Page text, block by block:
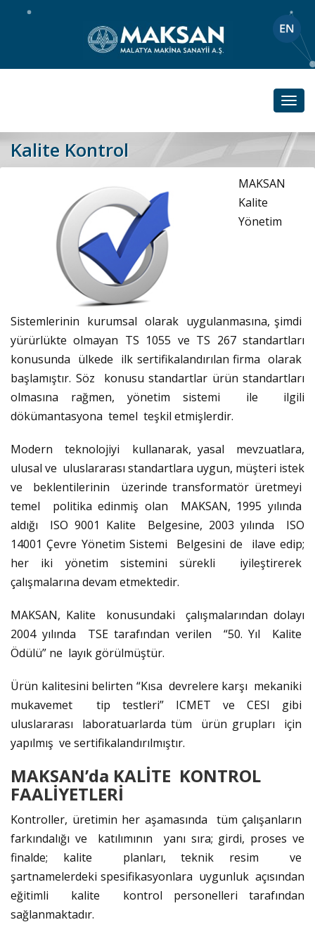
Kalite Kontrol
MAKSAN
Kalite
Yönetim
Sistemlerinin kurumsal olarak uygulanmasına, şimdi
yürürlükte olmayan TS 1055 ve TS 267 standartları
konusunda ülkede ilk sertifikalandırılan firma olarak
başlamıştır. Söz konusu standartlar ürün standartları
olmasına rağmen, yönetim sistemi ile ilgili
dökümantasyona temel teşkil etmişlerdir.
Modern teknolojiyi kullanarak, yasal mevzuatlara,
ulusal ve uluslararası standartlara uygun, müşteri istek
ve beklentilerinin üzerinde transformatör üretmeyi
temel politika edinmiş olan MAKSAN, 1995 yılında
aldığı ISO 9001 Kalite Belgesine, 2003 yılında ISO
14001 Çevre Yönetim Sistemi Belgesini de ilave edip;
her iki yönetim sistemini sürekli iyileştirerek
çalışmalarına devam etmektedir.
MAKSAN, Kalite konusundaki çalışmalarından dolayı
2004 yılında TSE tarafından verilen “50. Yıl Kalite
Ödülü” ne layık görülmüştür.
Ürün kalitesini belirten “Kısa devrelere karşı mekaniki
mukavemet tip testleri” ICMET ve CESI gibi
uluslararası laboratuarlarda tüm ürün grupları için
yapılmış ve sertifikalandırılmıştır.
MAKSAN’da KALİTE KONTROL
FAALİYETLERİ
Kontroller, üretimin her aşamasında tüm çalışanların
farkındalığı ve katılımının yanı sıra; girdi, proses ve
finalde; kalite planları, teknik resim ve
şartnamelerdeki spesifikasyonlara uygunluk açısından
eğitimli kalite kontrol personelleri tarafından
sağlanmaktadır.